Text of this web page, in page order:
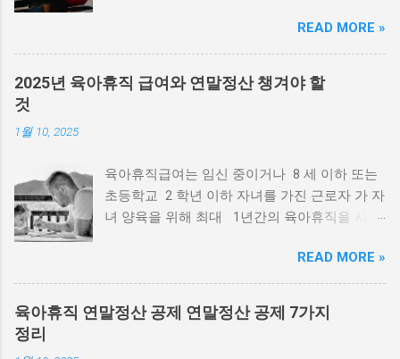
금 신청시기 신청일자 : 2025. 2. 4.(화) ~ 2025.
3. 18.(화) 서류제출 : 2025. 2. 4.(화) ~ 2025. 3.
25.(화) 가구원 동의 : 2025. 2. 4.(화) ~ 2025. 3.
25.(화) * ’25. 2. 21.(금) 18시 이후 서류완료 및
소득 기준은 매년 변동 될 수 있으며 한국장학
재단 공식 홈페이지 에서 확인 가능. 국가장학금
구간별 지원 금액 지원구간 학기별 연간 금액
원 570만원 3구간 285만원 570만원 4
구간 210만원 420만원 5구간 210만원...
READ MORE »
2025년 육아휴직 급여와 연말정산 챙겨야 할
것
1월 10, 2025
육아휴직급여는 임신 중이거나 8 세 이하 또는
초등학교 2 학년 이하 자녀를 가진 근로자 가 자
녀 양육을 위해 최대 1년간의 육아휴직을 사용
250~450만원 을 받을 수 있습니다. 그리고, 육
아휴직 연말정산 공제도 받을 수 있는데요. 이번
포스팅은 2025년 육아휴직 급여 변화와 신청 방
법, 연말정산 꿀팁 까지 정리해 보겠습니다. 육
READ MORE »
육아휴직 연말정산 공제 연말정산 공제 7가지
정리